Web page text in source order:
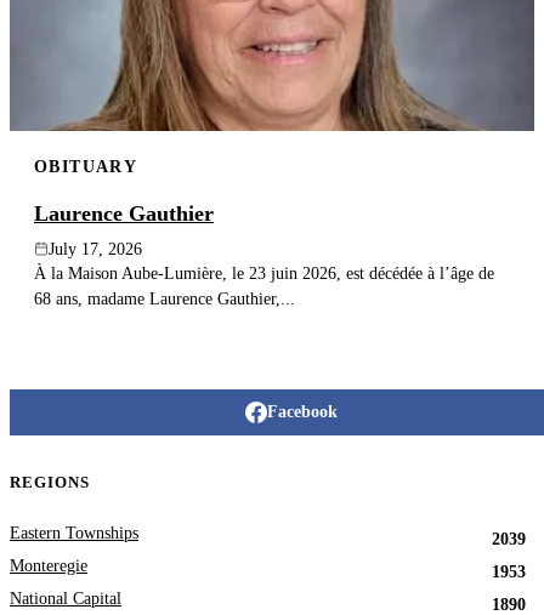
OBITUARY
Laurence Gauthier
July 17, 2026
À la Maison Aube-Lumière, le 23 juin 2026, est décédée à l’âge de
68 ans, madame Laurence Gauthier,...
Facebook
REGIONS
Eastern Townships
2039
Monteregie
1953
National Capital
1890